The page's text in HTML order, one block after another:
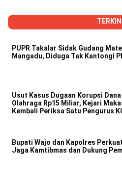
TERKINI
PUPR Takalar Sidak Gudang
Mangadu, Diduga Tak Kantongi
Usut Kasus Dugaan Korupsi Dana
Olahraga Rp15 Miliar, Kejari
Kembali Periksa Satu Pengurus
Bupati Wajo dan Kapolres
Jaga Kamtibmas dan Dukung